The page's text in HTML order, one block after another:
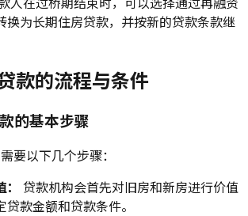
换为长期住房贷款，并按新的贷款条款继
款的流程与条件
的基本步骤
要以下几个步骤：
贷款机构会首先对旧房和新房进行价值
款金额和贷款条件。